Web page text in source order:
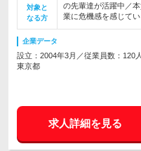
対象と
なる方
の先輩達が活躍中／
業に危機感を感じて
企業データ
設立：2004年3月／従業員数：120
東京都
求人詳細を見る